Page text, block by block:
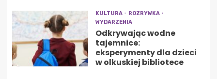
KULTURA
ROZRYWKA
WYDARZENIA
Odkrywając wodne
tajemnice:
eksperymenty dla dzieci
w olkuskiej bibliotece